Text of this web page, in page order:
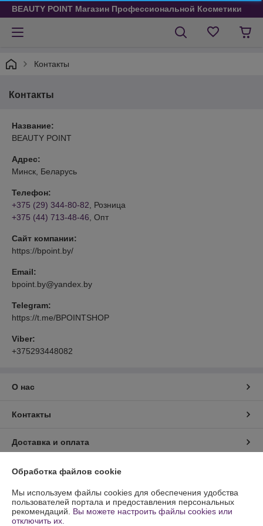
BEAUTY POINT Магазин Профессиональной Косметики
Контакты
Контакты
Название:
BEAUTY POINT
Адрес:
Минск, Беларусь
Телефон:
+375 (29) 344-80-82 , Розница
+375 (44) 713-48-46 , Опт
Сайт компании:
https://bpoint.by/
Email:
bpoint.by@yandex.by
Telegram:
https://t.me/BPOINTSHOP
Viber:
+375293448082
О нас
Контакты
Доставка и оплата
График работы
Полная версия сайта
Обработка файлов cookie
Мы используем файлы cookies для обеспечения удобства
пользователей портала и предоставления персональных
рекомендаций. Вы можете настроить файлы cookies или
отключить их.